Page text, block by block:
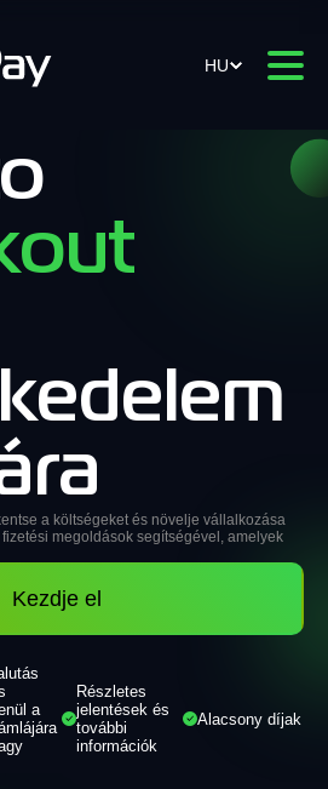
HU
a költségeket és növelje vállalkozása
megoldások segítségével, amelyek
Kezdje el
a
Részletes
jelentések és
további
információk
Alacsony díjak